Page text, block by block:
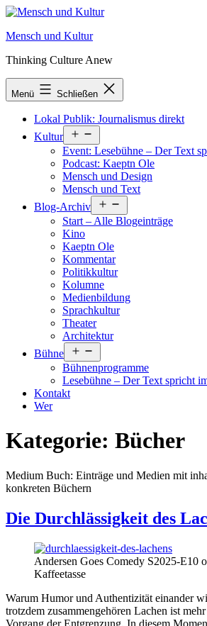
Zum
springen
Mensch und Kultur
Thinking Culture Anew
Menü Schließen
Lokal Publik: Journalismus direkt
Kultur
öffnen
Event: Lesebühne – Der Text
Podcast: Kaeptn Ole
Mensch und Design
Mensch und Text
Blog-Archiv
öffnen
Start – Alle Blogeinträge
Kino
Kaeptn Ole
Kommentar
Politikkultur
Kolumne
Medienbildung
Sprachkultur
Theater
Architektur
Bühne
öffnen
Bühnenprogramme
Lesebühne – Der Text spricht
Kontakt
Wer
Kategorie: Bücher
Medium Buch: Einträge und Medien mit
konkreten Büchern
Die Durchlässigkeit des
Andersen Goes Comedy S2025-E10
Kaffeetasse
Warum Humor und Authentizität einander
trotzdem zusammengehören Lachen ist
Vorgang der Entgrenzung. In diesem